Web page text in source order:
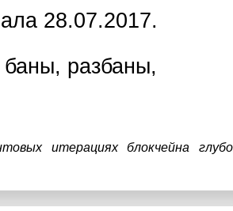
28.07.2017.
разбаны,
итерациях блокчейна